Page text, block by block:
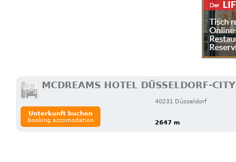
MCDREAMS HOTEL DÜSSELDORF-CITY
40231 Düsseldorf
2647 m
Unterkunft buchen
booking accomodation